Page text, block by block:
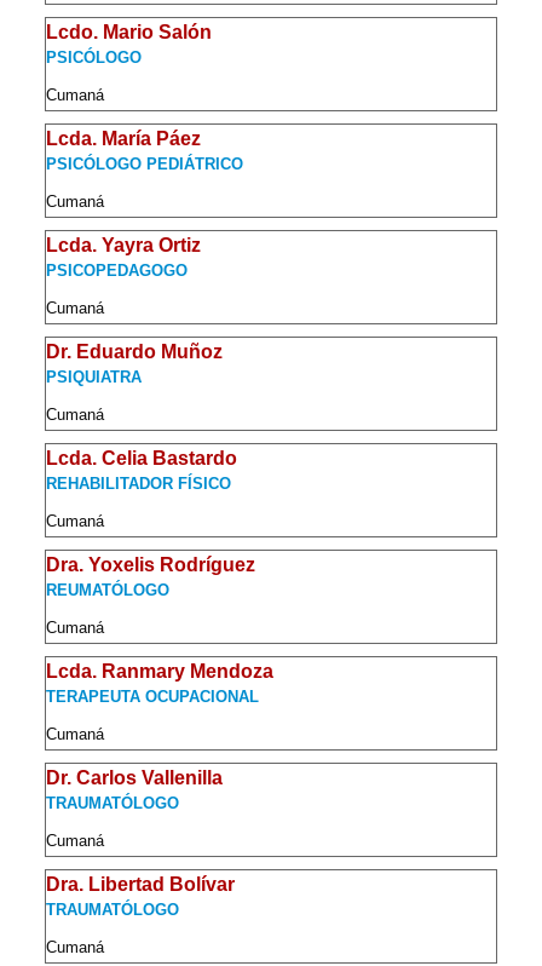
Lcdo. Mario Salón
PSICÓLOGO
Cumaná
Lcda. María Páez
PSICÓLOGO PEDIÁTRICO
Cumaná
Lcda. Yayra Ortiz
PSICOPEDAGOGO
Cumaná
Dr. Eduardo Muñoz
PSIQUIATRA
Cumaná
Lcda. Celia Bastardo
REHABILITADOR FÍSICO
Cumaná
Dra. Yoxelis Rodríguez
REUMATÓLOGO
Cumaná
Lcda. Ranmary Mendoza
TERAPEUTA OCUPACIONAL
Cumaná
Dr. Carlos Vallenilla
TRAUMATÓLOGO
Cumaná
Dra. Libertad Bolívar
TRAUMATÓLOGO
Cumaná